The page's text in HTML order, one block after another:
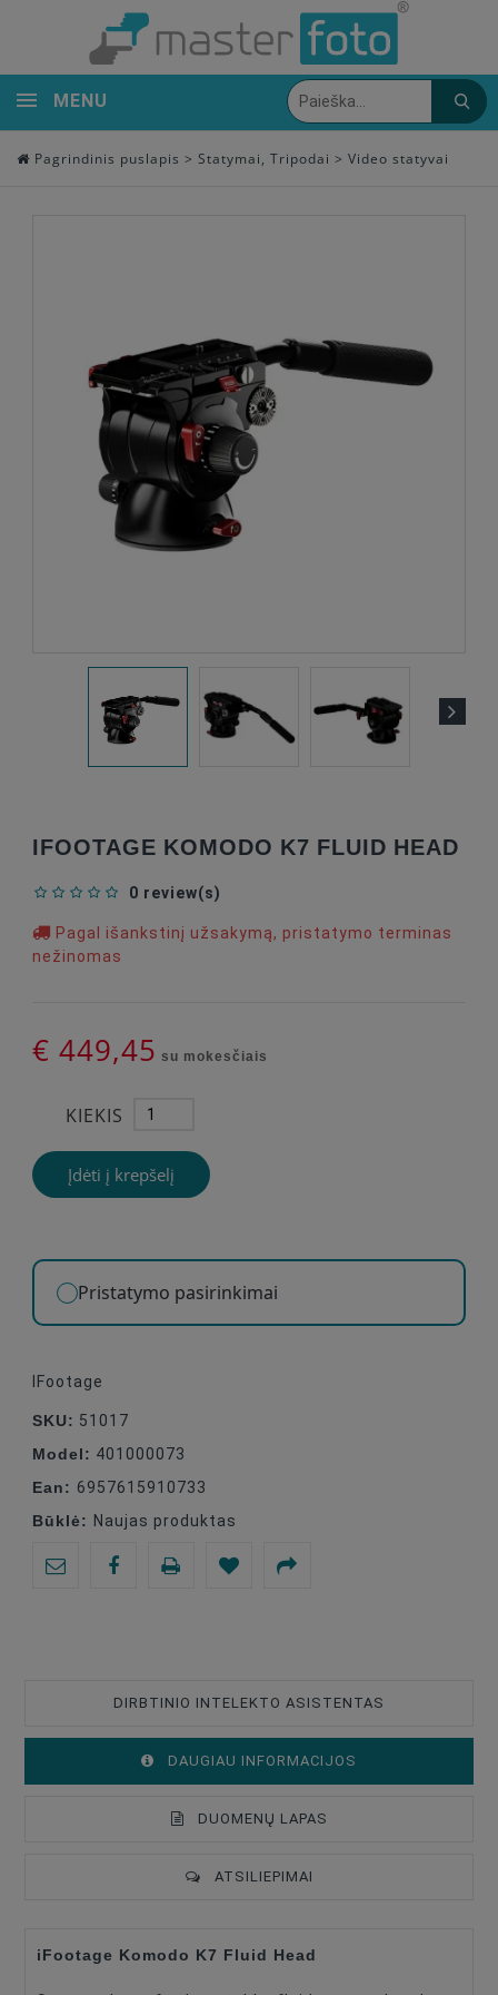
MENU
Pagrindinis puslapis > Statymai, Tripodai > Video statyvai
IFOOTAGE KOMODO K7 FLUID HEAD
0 review(s)
Pagal išankstinį užsakymą, pristatymo terminas
nežinomas
€ 449,45 su mokesčiais
KIEKIS
Įdėti į krepšelį
Pristatymo pasirinkimai
IFootage
SKU: 51017
Model: 401000073
Ean: 6957615910733
Būklė: Naujas produktas
DIRBTINIO INTELEKTO ASISTENTAS
DAUGIAU INFORMACIJOS
DUOMENŲ LAPAS
ATSILIEPIMAI
Type Of Product Tripod Video
iFootage Komodo K7 Fluid Head